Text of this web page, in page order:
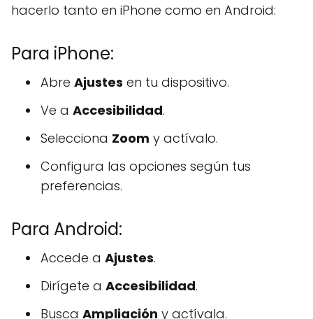
hacerlo tanto en iPhone como en Android:
Para iPhone:
Abre Ajustes en tu dispositivo.
Ve a Accesibilidad.
Selecciona Zoom y actívalo.
Configura las opciones según tus
preferencias.
Para Android:
Accede a Ajustes.
Dirígete a Accesibilidad.
Busca Ampliación y actívala.